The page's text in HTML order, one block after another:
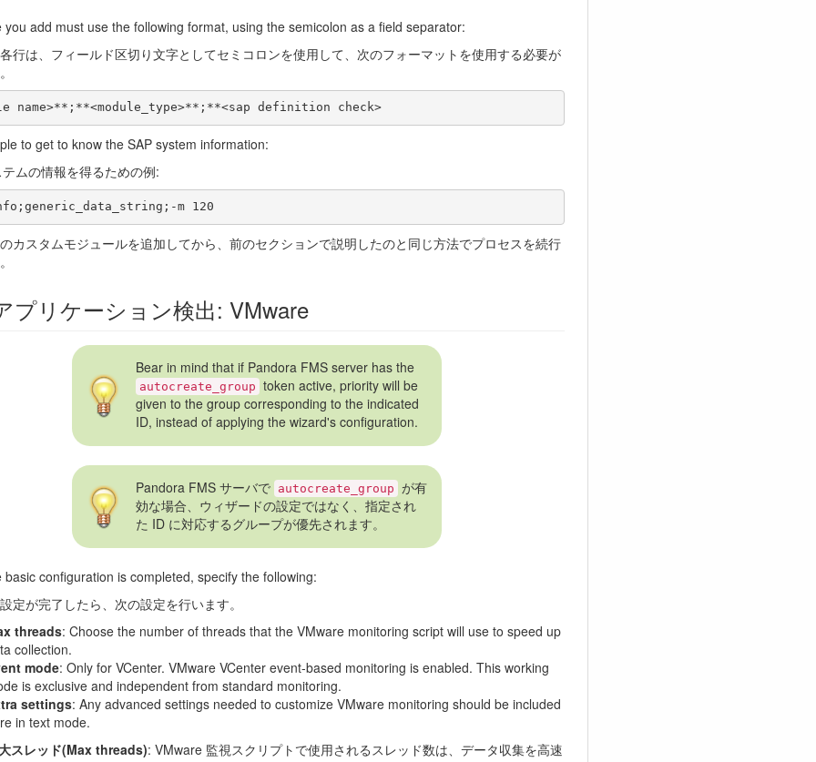
you add must use the following format, using the semicolon as a field separator:
行は、フィールド区切り文字としてセミコロンを使用して、次のフォーマットを使用する必要が
<module name>**;**<module_type>**;**<sap definition check>
to get to know the SAP system information:
ムの情報を得るための例:
カスタムモジュールを追加してから、前のセクションで説明したのと同じ方法でプロセスを続行
プリケーション検出: VMware
Bear in mind that if Pandora FMS server has the
autocreate_group token active, priority will be
given to the group corresponding to the indicated
ID, instead of applying the wizard's configuration.
Pandora FMS サーバで autocreate_group が有
効な場合、ウィザードの設定ではなく、指定され
た ID に対応するグループが優先されます。
basic configuration is completed, specify the following:
定が完了したら、次の設定を行います。
threads: Choose the number of threads that the VMware monitoring script will use to speed up
collection.
mode: Only for VCenter. VMware VCenter event-based monitoring is enabled. This working
is exclusive and independent from standard monitoring.
settings: Any advanced settings needed to customize VMware monitoring should be included
in text mode.
スレッド(Max threads): VMware 監視スクリプトで使用されるスレッド数は、データ収集を高速